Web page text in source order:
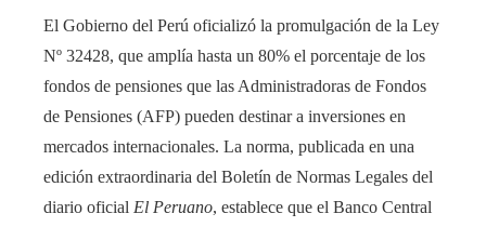
El Gobierno del Perú oficializó la promulgación de la Ley
Nº 32428, que amplía hasta un 80% el porcentaje de los
fondos de pensiones que las Administradoras de Fondos
de Pensiones (AFP) pueden destinar a inversiones en
mercados internacionales. La norma, publicada en una
edición extraordinaria del Boletín de Normas Legales del
diario oficial El Peruano, establece que el Banco Central